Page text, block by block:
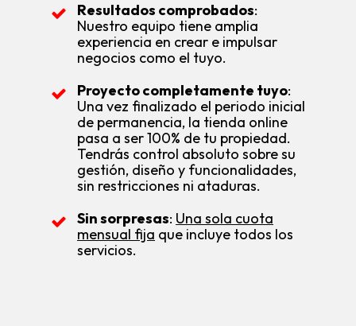
Resultados comprobados:
Nuestro equipo tiene amplia
experiencia en crear e impulsar
negocios como el tuyo.
Proyecto completamente tuyo:
Una vez finalizado el periodo inicial
de permanencia, la tienda online
pasa a ser 100% de tu propiedad.
Tendrás control absoluto sobre su
gestión, diseño y funcionalidades,
sin restricciones ni ataduras.
Sin sorpresas: Una sola cuota
mensual fija que incluye todos los
servicios.